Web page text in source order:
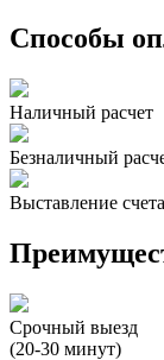
Способы
Наличный расчет
Безналичный
Выставление счета
Срочный выезд
(20-30 минут)